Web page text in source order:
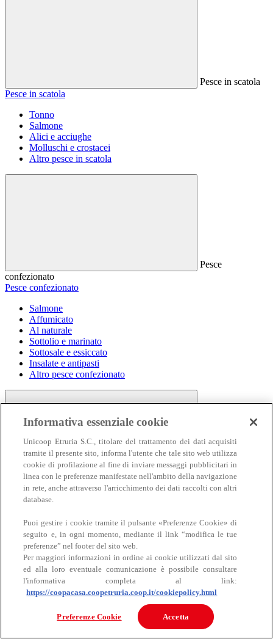
Pesce in scatola
Pesce in scatola
Tonno
Salmone
Alici e acciughe
Molluschi e crostacei
Altro pesce in scatola
Pesce
confezionato
Pesce confezionato
Salmone
Affumicato
Al naturale
Sottolio e marinato
Sottosale e essiccato
Insalate e antipasti
Altro pesce confezionato
Carne
Carne
Bovino
Informativa essenziale cookie
Unicoop Etruria S.C., titolare del trattamento dei dati acquisiti
tramite il presente sito, informa l'utente che tale sito web utilizza
cookie di profilazione al fine di inviare messaggi pubblicitari in
linea con le preferenze manifestate nell'ambito della navigazione
in rete, anche attraverso l'arricchimento dei dati raccolti con altri
database.
Puoi gestire i cookie tramite il pulsante «Preferenze Cookie» di
seguito e, in ogni momento, mediante il link “modifica le tue
preferenze” nel footer del sito web.
Per maggiori informazioni in ordine ai cookie utilizzati dal sito
ed alla loro eventuale comunicazione è possibile consultare
l'informativa completa al link:
https://coopacasa.coopetruria.coop.it/cookiepolicy.html
Preferenze Cookie Accetta